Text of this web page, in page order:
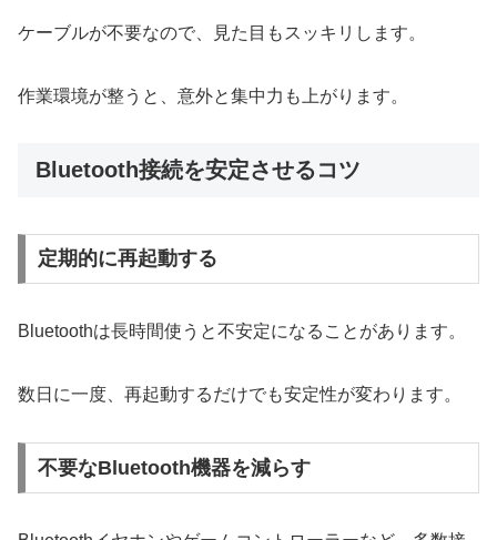
ケーブルが不要なので、見た目もスッキリします。
作業環境が整うと、意外と集中力も上がります。
Bluetooth接続を安定させるコツ
定期的に再起動する
Bluetoothは長時間使うと不安定になることがあります。
数日に一度、再起動するだけでも安定性が変わります。
不要なBluetooth機器を減らす